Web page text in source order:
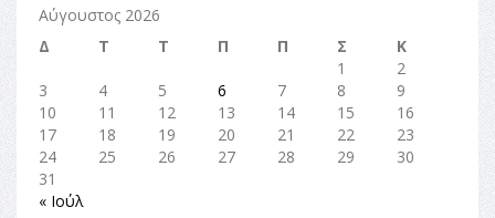
Αύγουστος 2026
Δ
Τ Τ Π Π Σ
Κ
1
2
3
4 5 6 7 8
9
10
11 12 13 14 15
16
17
18 19 20 21 22
23
24
25 26 27 28 29
30
31
« Ιούλ